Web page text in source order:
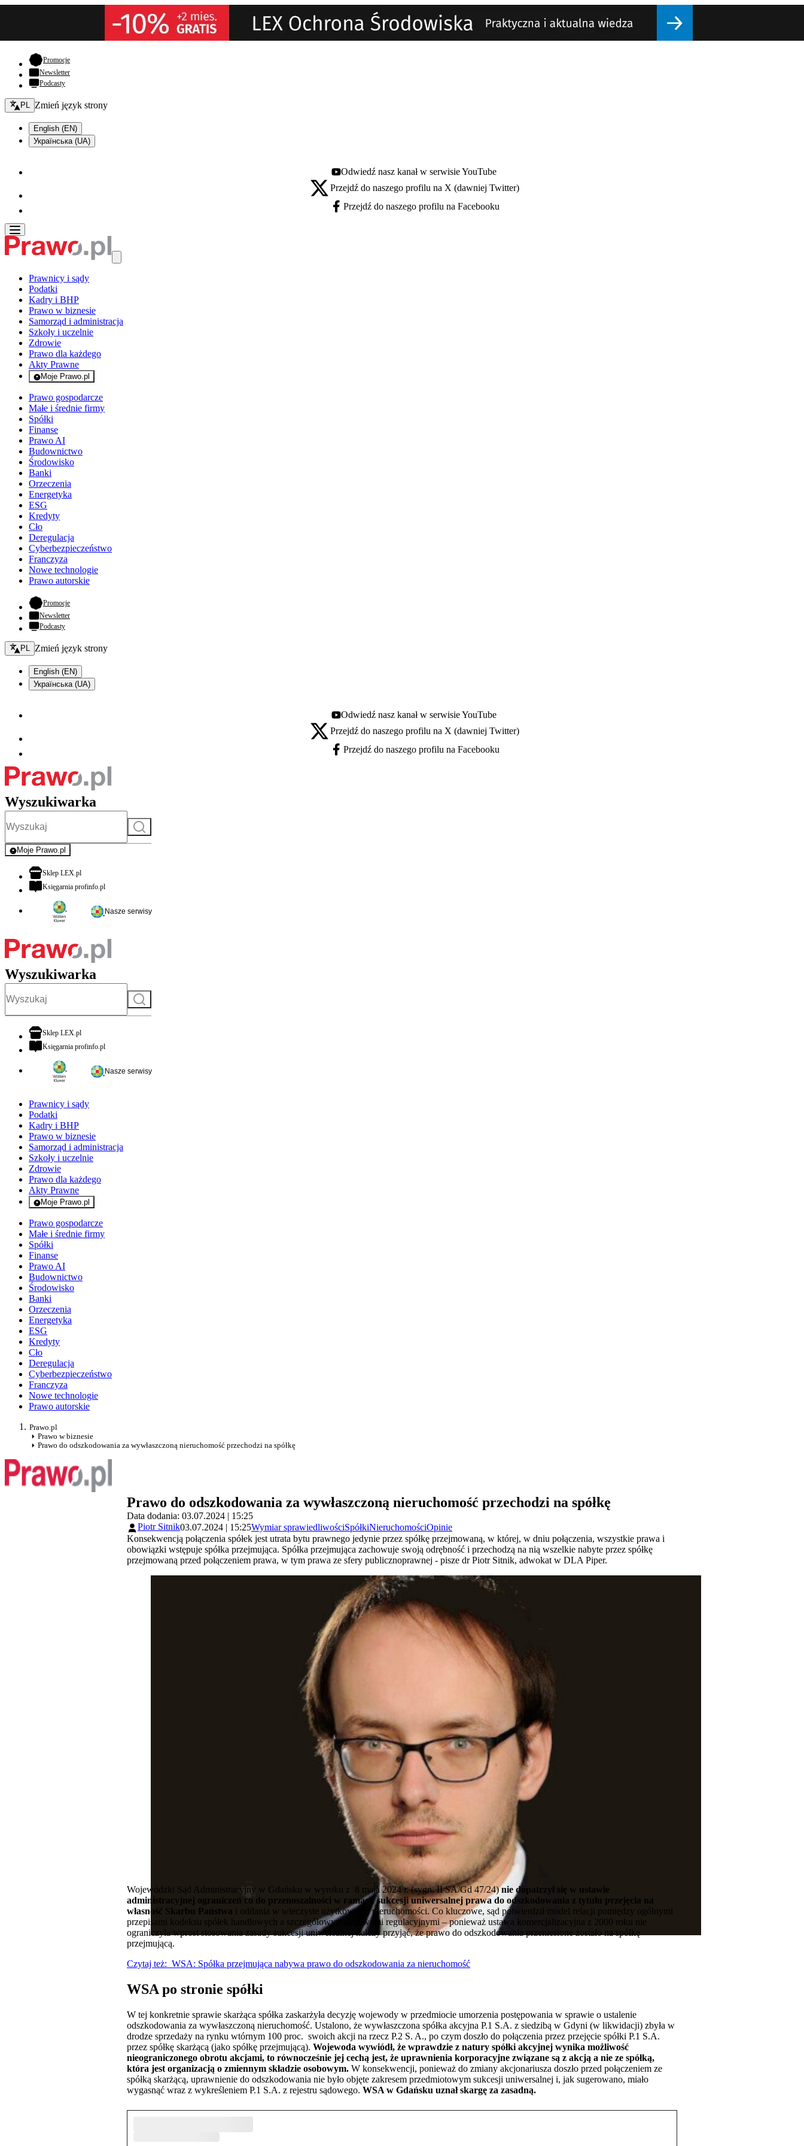
Promocje- otwiera się w nowej karcie
Newsletter
Podcasty
Zmień język - bieżący:
PL Zmień język strony
English (EN)
Українська (UA)
Youtube - otwiera się w nowej karcie
Odwiedź nasz kanał w serwisie YouTube
X - otwiera się w nowej karcie
Przejdź do naszego profilu na X (dawniej Twitter)
Facebook - otwiera się w nowej karcie
Przejdź do naszego profilu na Facebooku
Prawnicy i sądy
Podatki
Kadry i BHP
Prawo w biznesie
Samorząd i administracja
Szkoły i uczelnie
Zdrowie
Prawo dla każdego
Akty Prawne
Moje Prawo.pl
- rejestracja i logowanie do serwisu
Prawo gospodarcze
Małe i średnie firmy
Spółki
Finanse
Prawo AI
Budownictwo
Środowisko
Banki
Orzeczenia
Energetyka
ESG
Kredyty
Cło
Deregulacja
Cyberbezpieczeństwo
Franczyza
Nowe technologie
Prawo autorskie
Promocje- otwiera się w nowej karcie
Newsletter
Podcasty
Zmień język - bieżący:
PL Zmień język strony
English (EN)
Українська (UA)
Youtube - otwiera się w nowej karcie
Odwiedź nasz kanał w serwisie YouTube
X - otwiera się w nowej karcie
Przejdź do naszego profilu na X (dawniej Twitter)
Facebook - otwiera się w nowej karcie
Przejdź do naszego profilu na Facebooku
Wyszukiwarka
Szukaj
Moje Prawo.pl
- rejestracja i logowanie do serwisu
Sklep LEX.plotwiera się w nowej karcie
Księgarnia profinfo.plotwiera się w nowej karcie
Nasze serwisy
Wyszukiwarka
Szukaj
Sklep LEX.plotwiera się w nowej karcie
Księgarnia profinfo.plotwiera się w nowej karcie
Nasze serwisy
Prawnicy i sądy
Podatki
Kadry i BHP
Prawo w biznesie
Samorząd i administracja
Szkoły i uczelnie
Zdrowie
Prawo dla każdego
Akty Prawne
Moje Prawo.pl
- rejestracja i logowanie do serwisu
Prawo gospodarcze
Małe i średnie firmy
Spółki
Finanse
Prawo AI
Budownictwo
Środowisko
Banki
Orzeczenia
Energetyka
ESG
Kredyty
Cło
Deregulacja
Cyberbezpieczeństwo
Franczyza
Nowe technologie
Prawo autorskie
Prawo.pl
Prawo w biznesie
Prawo do odszkodowania za wywłaszczoną nieruchomość przechodzi na spółkę
Prawo do odszkodowania za wywłaszczoną nieruchomość przechodzi na spółkę
Data dodania: 03.07.2024 | 15:25
Piotr Sitnik03.07.2024 | 15:25Wymiar sprawiedliwościSpółkiNieruchomościOpinie
Konsekwencją połączenia spółek jest utrata bytu prawnego jedynie przez spółkę przejmowaną, w której, w dniu połączenia, wszystkie prawa i
obowiązki wstępuje spółka przejmująca. Spółka przejmująca zachowuje swoją odrębność i przechodzą na nią wszelkie nabyte przez spółkę
przejmowaną przed połączeniem prawa, w tym prawa ze sfery publicznoprawnej - pisze dr Piotr Sitnik, adwokat w DLA Piper.
Wojewódzki Sąd Administracyjny w Gdańsku w wyroku z 8 maja 2024 r. (sygn. II SA/Gd 47/24)nie dopatrzył się w ustawie
administracyjnej ograniczeń co do przenoszalności w ramach sukcesji uniwersalnej prawa do odszkodowania z tytułu przejęcia na
własność Skarbu Państwa i oddania w wieczyste użytkowanie nieruchomości. Co kluczowe, sąd potwierdził model relacji pomiędzy ogólnymi
przepisami kodeksu spółek handlowych a szczegółowymi ustawami regulacyjnymi – ponieważ ustawa komercjalizacyjna z 2000 roku nie
ograniczyła wprost stosowania zasady sukcesji uniwersalnej należy przyjąć, że prawo do odszkodowania przeniesione zostało na spółkę
przejmującą.
Czytaj też: WSA: Spółka przejmująca nabywa prawo do odszkodowania za nieruchomość
WSA po stronie spółki
W tej konkretnie sprawie skarżąca spółka zaskarżyła decyzję wojewody w przedmiocie umorzenia postępowania w sprawie o ustalenie
odszkodowania za wywłaszczoną nieruchomość. Ustalono, że wywłaszczona spółka akcyjna P.1 S.A. z siedzibą w Gdyni (w likwidacji) zbyła w
drodze sprzedaży na rynku wtórnym 100 proc. swoich akcji na rzecz P.2 S. A., po czym doszło do połączenia przez przejęcie spółki P.1 S.A.
przez spółkę skarżącą (jako spółkę przejmującą). Wojewoda wywiódł, że wprawdzie z natury spółki akcyjnej wynika możliwość
nieograniczonego obrotu akcjami, to równocześnie jej cechą jest, że uprawnienia korporacyjne związane są z akcją a nie ze spółką,
która jest organizacją o zmiennym składzie osobowym. W konsekwencji, ponieważ do zmiany akcjonariusza doszło przed połączeniem ze
spółką skarżącą, uprawnienie do odszkodowania nie było objęte zakresem przedmiotowym sukcesji uniwersalnej i, jak sugerowano, miało
wygasnąć wraz z wykreśleniem P.1 S.A. z rejestru sądowego. WSA w Gdańsku uznał skargę za zasadną.